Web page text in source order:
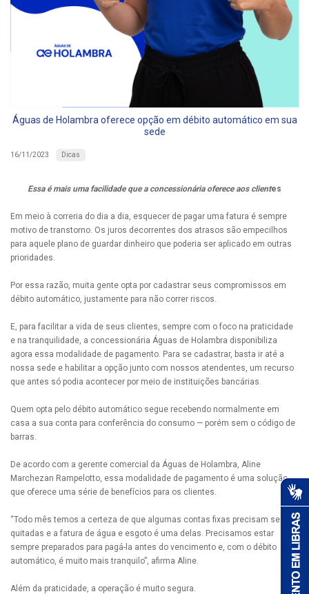
Águas de Holambra oferece opção em débito automático em sua
sede
16/11/2023 Dicas
Essa é mais uma facilidade que a concessionária oferece aos clientes
Em meio à correria do dia a dia, esquecer de pagar uma fatura é sempre
motivo de transtorno. Os juros decorrentes dos atrasos são empecilhos
para aquele plano de guardar dinheiro que poderia ser aplicado em outras
prioridades.
Por essa razão, muita gente opta por cadastrar seus compromissos em
débito automático, justamente para não correr riscos.
E, para facilitar a vida de seus clientes, sempre com o foco na praticidade
e na tranquilidade, a concessionária Águas de Holambra disponibiliza
agora essa modalidade de pagamento. Para se cadastrar, basta ir até a
nossa sede e habilitar a opção junto com nossos atendentes, um recurso
que antes só podia acontecer por meio de instituições bancárias.
Quem opta pelo débito automático segue recebendo normalmente em
casa a sua conta para conferência do consumo — porém sem o código de
barras.
De acordo com a gerente comercial da Águas de Holambra, Aline
Marchezan Rampelotto, essa modalidade de pagamento é uma solução
que oferece uma série de benefícios para os clientes.
“Todo mês temos a certeza de que algumas contas fixas precisam ser
quitadas e a fatura de água e esgoto é uma delas. Precisamos estar
sempre preparados para pagá-la antes do vencimento e, com o débito
automático, é muito mais tranquilo”, afirma Aline.
Além da praticidade, a operação é muito segura.